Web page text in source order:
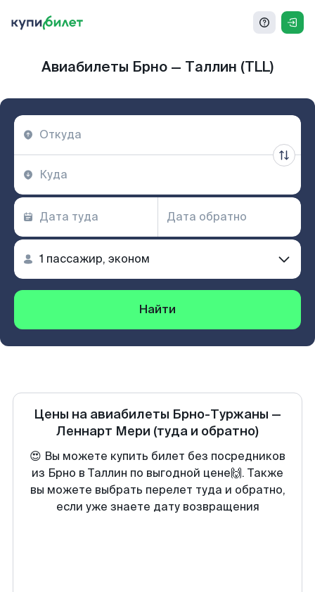
Авиабилеты Брно — Таллин (TLL)
Найти
Цены на авиабилеты Брно-Туржаны —
Леннарт Мери (туда и обратно)
😍 Вы можете купить билет без посредников
из Брно в Таллин по выгодной цене🙌. Также
вы можете выбрать перелет туда и обратно,
если уже знаете дату возвращения